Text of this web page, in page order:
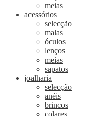
meias
acessórios
selecção
malas
óculos
lenços
meias
sapatos
joalharia
selecção
anéis
brincos
colares